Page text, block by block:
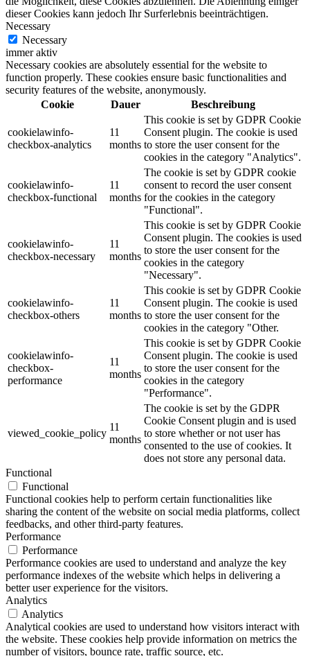
dieser Cookies kann jedoch Ihr Surferlebnis beeinträchtigen.
Necessary
Necessary
immer aktiv
Necessary cookies are absolutely essential for the website to
function properly. These cookies ensure basic functionalities and
security features of the website, anonymously.
Cookie
Dauer Beschreibung
cookielawinfo-
checkbox-analytics
11
months
This cookie is set by GDPR Cookie
Consent plugin. The cookie is used
to store the user consent for the
cookies in the category "Analytics".
cookielawinfo-
checkbox-functional
11
months
The cookie is set by GDPR cookie
consent to record the user consent
for the cookies in the category
"Functional".
cookielawinfo-
checkbox-necessary
11
months
This cookie is set by GDPR Cookie
Consent plugin. The cookies is used
to store the user consent for the
cookies in the category
"Necessary".
cookielawinfo-
checkbox-others
11
months
This cookie is set by GDPR Cookie
Consent plugin. The cookie is used
to store the user consent for the
cookies in the category "Other.
cookielawinfo-
checkbox-
performance
11
months
This cookie is set by GDPR Cookie
Consent plugin. The cookie is used
to store the user consent for the
cookies in the category
"Performance".
viewed_cookie_policy
11
months
The cookie is set by the GDPR
Cookie Consent plugin and is used
to store whether or not user has
consented to the use of cookies. It
does not store any personal data.
Functional
Functional
Functional cookies help to perform certain functionalities like
sharing the content of the website on social media platforms, collect
feedbacks, and other third-party features.
Performance
Performance
Performance cookies are used to understand and analyze the key
performance indexes of the website which helps in delivering a
better user experience for the visitors.
Analytics
Analytics
Analytical cookies are used to understand how visitors interact with
the website. These cookies help provide information on metrics the
number of visitors, bounce rate, traffic source, etc.